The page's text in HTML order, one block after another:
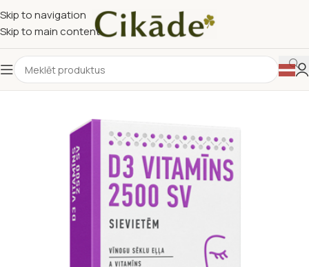
Skip to navigation
Skip to main content